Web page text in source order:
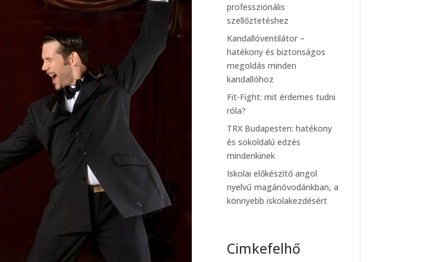
professzionális
szellőztetéshez
Kandallóventilátor –
hatékony és biztonságos
megoldás minden
kandallóhoz
Fit-Fight: mit érdemes tudni
róla?
TRX Budapesten: hatékony
és sokoldalú edzés
mindenkinek
Iskolai előkészítő angol
nyelvű magánóvodánkban, a
könnyebb iskolakezdésért
Cimkefelhő